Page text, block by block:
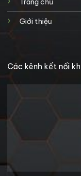
Giới thiệu
Các kênh kết nối